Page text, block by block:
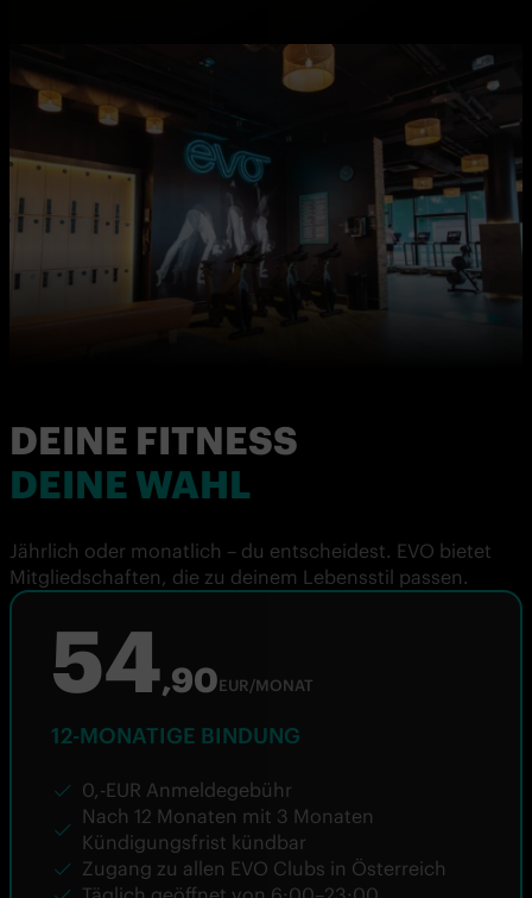
DEINE FITNESS
DEINE WAHL
Jährlich oder monatlich – du entscheidest. EVO bietet
Mitgliedschaften, die zu deinem Lebensstil passen.
54,90EUR/MONAT
12-MONATIGE BINDUNG
0,-EUR Anmeldegebühr
Nach 12 Monaten mit 3 Monaten
Kündigungsfrist kündbar
Zugang zu allen EVO Clubs in Österreich